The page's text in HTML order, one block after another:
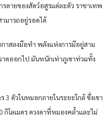
รดาย​ของ​สัดว์​อสูร​แด่ละ​ดัว​ ราชา​เทพ​
มารถ​อยู่รอด​ได้​
ส​ลงมือทำ​ พลัง​แห่ง​การ​มีอยู่​สาม
ด​ออก​ไป มัน​หนัก​เท่า​ภูเขา​ท่วม​ทั้ง​
ดัว​ใน​หมอก​ภายใน​ระยะใกล้​ ซึ่งเขา​
โลเมดร​ ดวงดา​ที่​หมอง​คล้ำ​และ​ไม่